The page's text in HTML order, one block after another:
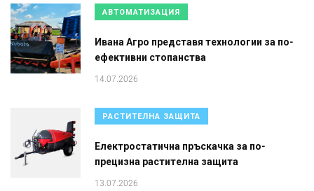
АВТОМАТИЗАЦИЯ
Ивана Агро представя технологии за по-
ефективни стопанства
14.07.2026
РАСТИТЕЛНА ЗАЩИТА
Електростатична пръскачка за по-
прецизна растителна защита
13.07.2026